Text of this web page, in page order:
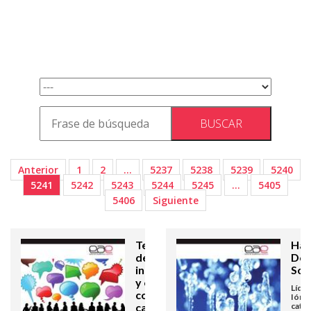
Anterior 1 2 … 5237 5238 5239
5240
5241
5242 5243 5244 5245 …
5405
5406
Siguiente
Tecnologías
de
información
y empresas
con
capacidad